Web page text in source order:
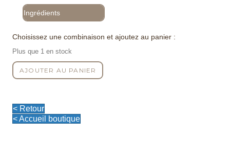
Ingrédients
Choisissez une combinaison et ajoutez au panier :
Plus que 1 en stock
quantité
de
lumière
Bronze
AJOUTER AU PANIER
< Retour
< Accueil boutique